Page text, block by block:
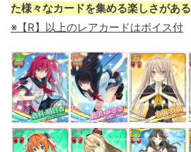
た様々なカードを集める楽しさがある
※【R】以上のレアカードはボイス付